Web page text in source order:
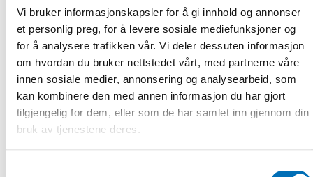
Vi bruker informasjonskapsler for å gi innhold og annonser
et personlig preg, for å levere sosiale mediefunksjoner og
for å analysere trafikken vår. Vi deler dessuten informasjon
om hvordan du bruker nettstedet vårt, med partnerne våre
innen sosiale medier, annonsering og analysearbeid, som
kan kombinere den med annen informasjon du har gjort
tilgjengelig for dem, eller som de har samlet inn gjennom din
bruk av tjenestene deres.
mellan länderna och uppföljning av både CRPD och Agenda
2030 för hållbar utveckling. Projektet genomförs i
samarbete med
Nordregio
Projektet omfattar bland annat:
kartläggning av nationella strategier, handlingsplaner
och metoder för implementering av CRPD i de nordiska
länderna samt relevant forskning, utvärderingar och
erfarenheter